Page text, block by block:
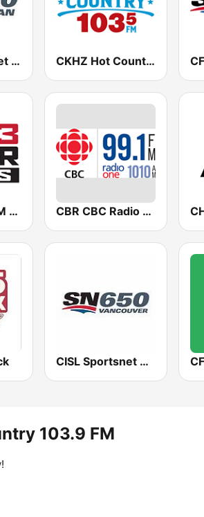
CJCL Sportsnet 590 The Fan CKHZ Hot Country 103.5
CFBR 100.3 FM The Bear CBR CBC Radio One Calgary
CISL Sportsnet 650 AM
103.9 FM